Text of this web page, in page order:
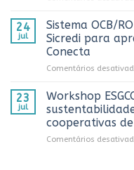
24
jul
Sistema OCB/
Sicredi para
Conecta
Comentários
23
jul
Workshop
cooperativas
Comentários